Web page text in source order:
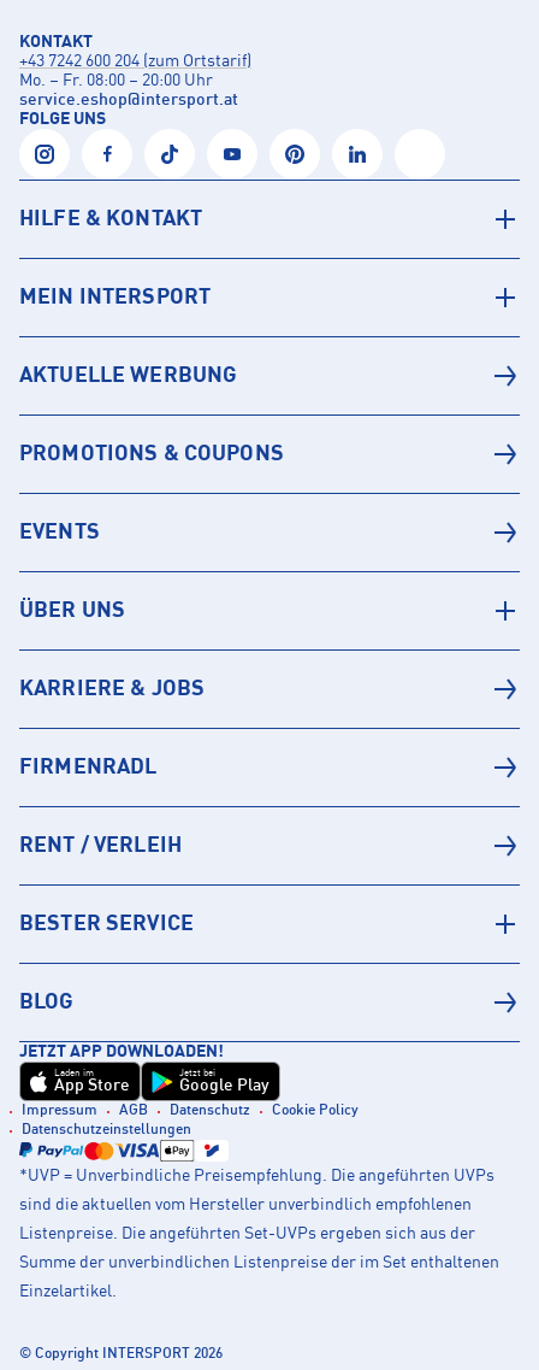
KONTAKT
+43 7242 600 204 (zum Ortstarif)
Mo. – Fr. 08:00 – 20:00 Uhr
service.eshop@intersport.at
FOLGE UNS
HILFE & KONTAKT
MEIN INTERSPORT
AKTUELLE WERBUNG
PROMOTIONS & COUPONS
EVENTS
ÜBER UNS
KARRIERE & JOBS
FIRMENRADL
RENT / VERLEIH
BESTER SERVICE
BLOG
JETZT APP DOWNLOADEN!
Laden im
App Store
Jetzt bei
Google Play
Impressum AGB Datenschutz
Cookie Policy
Datenschutzeinstellungen
*UVP = Unverbindliche Preisempfehlung. Die angeführten UVPs
sind die aktuellen vom Hersteller unverbindlich empfohlenen
Listenpreise. Die angeführten Set-UVPs ergeben sich aus der
Summe der unverbindlichen Listenpreise der im Set enthaltenen
Einzelartikel.
© Copyright INTERSPORT 2026